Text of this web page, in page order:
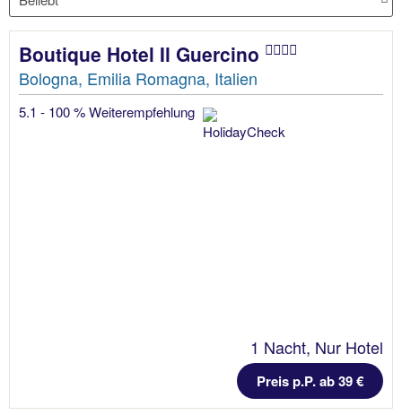
Boutique Hotel Il Guercino
Bologna, Emilia Romagna, Italien
5.1 - 100 % Weiterempfehlung
1 Nacht, Nur Hotel
Preis p.P. ab 39 €